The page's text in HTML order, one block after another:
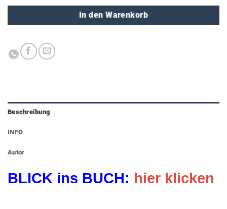
In den Warenkorb
Beschreibung
INFO
Autor
BLICK ins BUCH: hier klicken